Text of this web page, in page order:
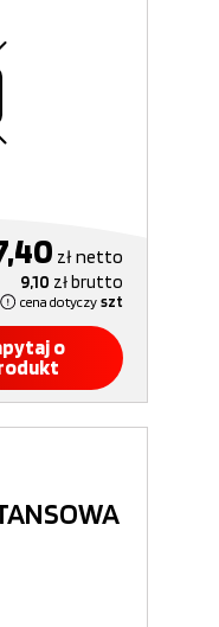
złnetto
9,10 złbrutto
cena dotyczy szt
o